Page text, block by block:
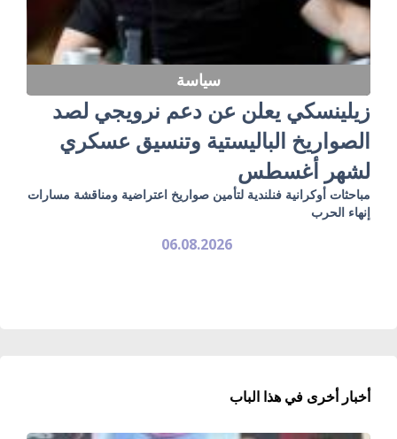
سياسة
زيلينسكي يعلن عن دعم نرويجي لصد
الصواريخ الباليستية وتنسيق عسكري
لشهر أغسطس
مباحثات أوكرانية فنلندية لتأمين صواريخ اعتراضية ومناقشة مسارات
إنهاء الحرب
06.08.2026
أخبار أخرى في هذا الباب